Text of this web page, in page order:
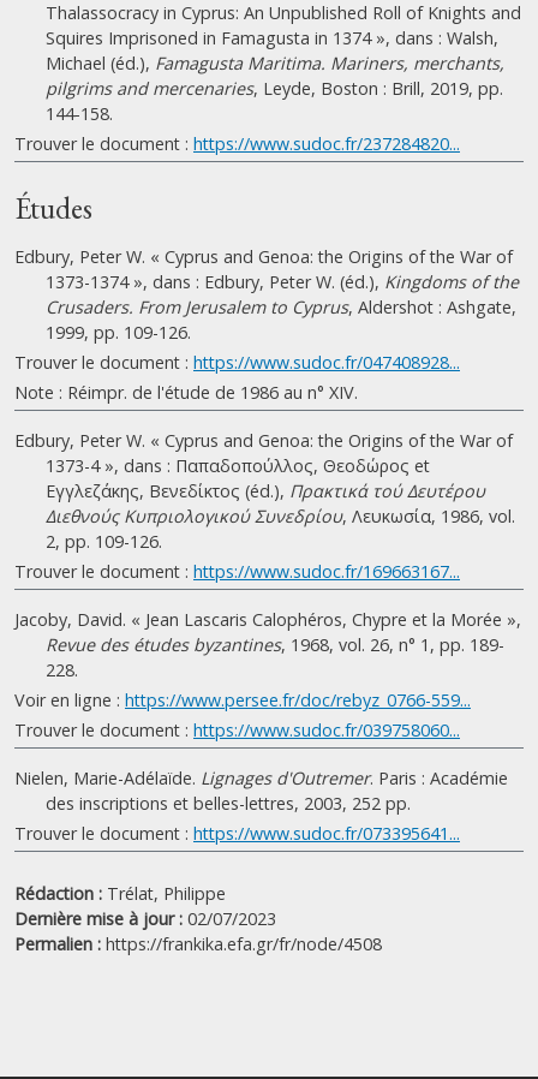
Thalassocracy in Cyprus: An Unpublished Roll of Knights and
Squires Imprisoned in Famagusta in 1374 », dans : Walsh,
Michael (éd.), Famagusta Maritima. Mariners, merchants,
pilgrims and mercenaries, Leyde, Boston : Brill, 2019, pp.
144-158.
Trouver le document : https://www.sudoc.fr/237284820...
Études
Edbury, Peter W. « Cyprus and Genoa: the Origins of the War of
1373-1374 », dans : Edbury, Peter W. (éd.), Kingdoms of the
Crusaders. From Jerusalem to Cyprus, Aldershot : Ashgate,
1999, pp. 109-126.
Trouver le document : https://www.sudoc.fr/047408928...
Note : Réimpr. de l'étude de 1986 au n° XIV.
Edbury, Peter W. « Cyprus and Genoa: the Origins of the War of
1373-4 », dans : Παπαδοπούλλος, Θεοδώρος et
Εγγλεζάκης, Βενεδίκτος (éd.), Πρακτικά τού Δευτέρου
Διεθνούς Κυπριολογικού Συνεδρίου, Λευκωσία, 1986, vol.
2, pp. 109-126.
Trouver le document : https://www.sudoc.fr/169663167...
Jacoby, David. « Jean Lascaris Calophéros, Chypre et la Morée »,
Revue des études byzantines, 1968, vol. 26, n° 1, pp. 189-
228.
Voir en ligne : https://www.persee.fr/doc/rebyz_0766-559...
Trouver le document : https://www.sudoc.fr/039758060...
Nielen, Marie-Adélaïde. Lignages d'Outremer. Paris : Académie
des inscriptions et belles-lettres, 2003, 252 pp.
Trouver le document : https://www.sudoc.fr/073395641...
Rédaction : Trélat, Philippe
Dernière mise à jour : 02/07/2023
Permalien : https://frankika.efa.gr/fr/node/4508